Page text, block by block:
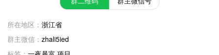
所在地区： 浙江省
群主微信： zhali5ied